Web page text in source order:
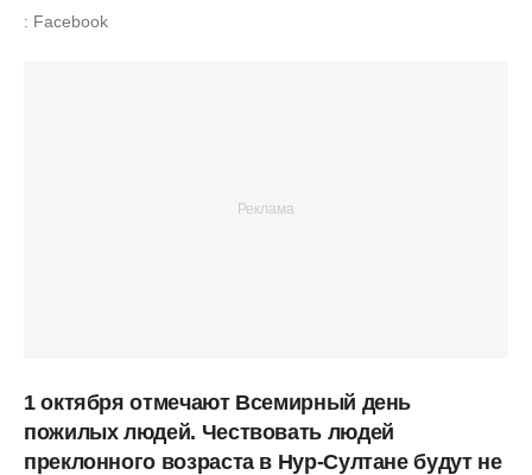
: Facebook
1 октября отмечают Всемирный день
пожилых людей. Чествовать людей
преклонного возраста в Нур-Султане будут не